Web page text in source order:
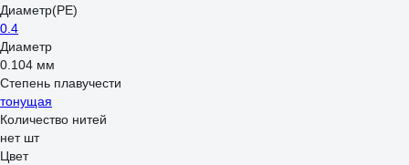
Диаметр(PE)
0.4
Диаметр
0.104 мм
Степень плавучести
тонущая
Количество нитей
нет шт
Цвет